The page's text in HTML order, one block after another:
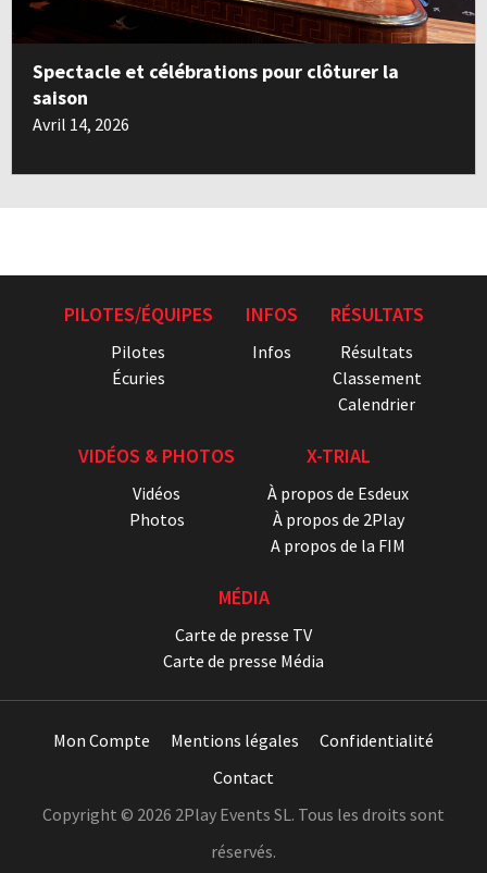
Spectacle et célébrations pour clôturer la
saison
Avril 14, 2026
PILOTES/ÉQUIPES
Pilotes
Écuries
INFOS
Infos
RÉSULTATS
Résultats
Classement
Calendrier
VIDÉOS & PHOTOS
Vidéos
Photos
X-TRIAL
À propos de Esdeux
À propos de 2Play
A propos de la FIM
MÉDIA
Carte de presse TV
Carte de presse Média
Mon Compte Mentions légales
Confidentialité
Contact
Copyright © 2026 2Play Events SL. Tous les droits sont
réservés.